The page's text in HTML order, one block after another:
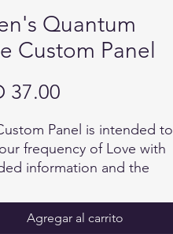
Quantum
Custom Panel
37.00Precio
Panel is intended to
frequency of Love with
information and the
of Light & Love.
include: Quantum
Agregar al carrito